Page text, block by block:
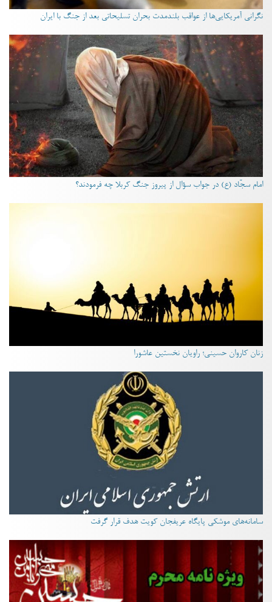
نگرانی آمریکایی‌ها از عواقب بلندمدت بحران تسلیحاتی بعد از جنگ با ایران
امام سجّاد (ع) در جواب سؤال از پیروز جنگ کربلا چه فرمودند؟
زنان کاروان حسینی؛ راویان نخستین عاشورا
سامانه‌های موشکی پایگاه عریفجان کویت هدف قرار گرفت